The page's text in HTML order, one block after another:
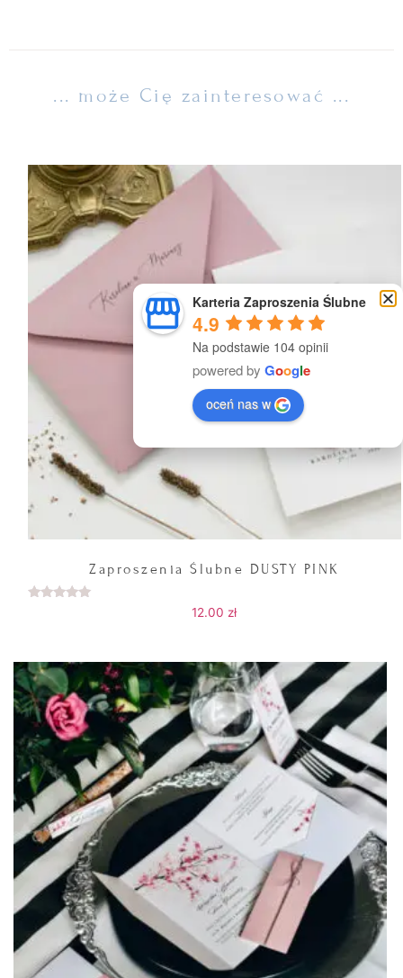
... może Cię zainteresować ...
Zaproszenia Ślubne DUSTY PINK
12.00 zł
Karteria Zaproszenia Ślubne
4.9
Na podstawie 104 opinii
powered by Google
oceń nas w